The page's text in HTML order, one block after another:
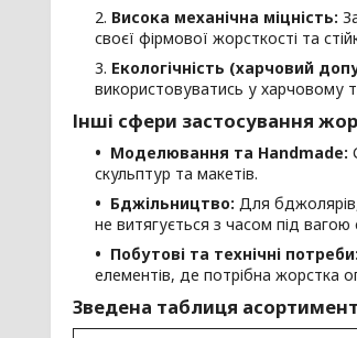
Висока механічна міцність:
своєї фірмової жорсткості та
Екологічність (харчовий
використовуватись у харчовому
Інші сфери застосування
Моделювання та Handmade:
скульптур та макетів.
Бджільництво: Для
не витягується з часом під вагою
Побутові та технічні потреби:
елементів, де потрібна жорстка
Зведена таблиця